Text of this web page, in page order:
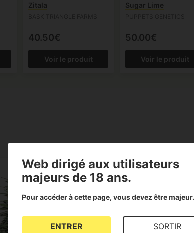
Zitala
40.50€
Voir le produit
Sugar Lime
50.00€
Voir le produit
Web dirigé aux utilisateurs
majeurs de 18 ans.
Pour accéder à cette page, vous devez être majeur.
ENTRER SORTIR